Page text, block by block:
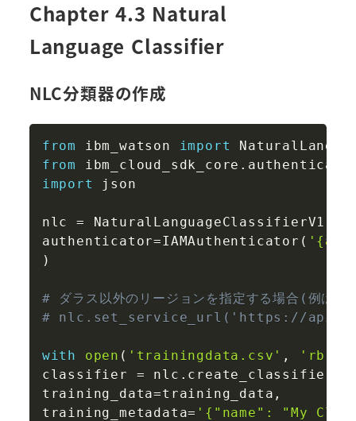
Chapter 4.3 Natural
Language Classifier
NLC分類器の作成
from ibm_watson
import
from
ibm_cloud_sdk_core .
import
json
nlc = NaturalLanguageClassifierV1
authenticator=IAMAuthenticator (
)
# ダラス以外のリージョンを指定する場合(例は東
# nlc.set_service_url('https://
with open ( 'trainingdata.csv' , 'rb'
classifier = nlc . create_classifier
training_data=training_data ,
training_metadata= '{"name": "My
Copy